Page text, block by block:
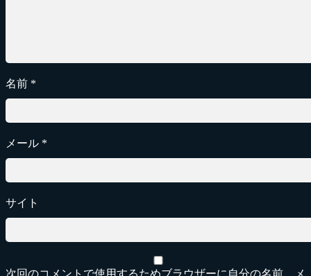
名前 *
メール *
サイト
次回のコメントで使用するためブラウザーに自分の名前、メ